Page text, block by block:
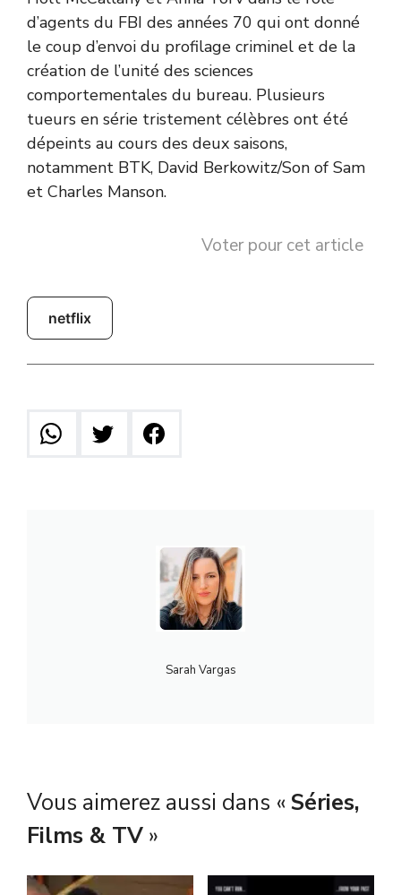
d’agents du FBI des années 70 qui ont donné
le coup d’envoi du profilage criminel et de la
création de l’unité des sciences
comportementales du bureau. Plusieurs
tueurs en série tristement célèbres ont été
dépeints au cours des deux saisons,
notamment BTK, David Berkowitz/Son of Sam
et Charles Manson.
Voter pour cet article
netflix
Sarah Vargas
Vous aimerez aussi dans « Séries,
Films & TV »